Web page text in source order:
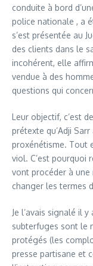
conduite à bord
police nationale , a
s’est présentée au
des clients dans le
incohérent, elle
vendue à des
questions qui
Leur objectif, c’est
prétexte qu’Adji
proxénétisme. Tout
viol. C’est pourquoi
vont procéder à une
changer les termes
Je l’avais signalé il
subterfuges sont le
protégés (les
presse partisane et